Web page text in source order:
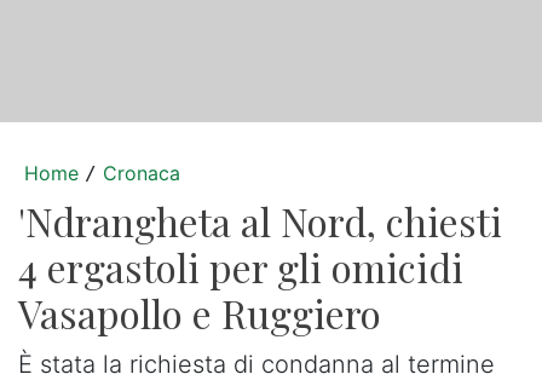
Home / Cronaca
'Ndrangheta al Nord, chiesti
4 ergastoli per gli omicidi
Vasapollo e Ruggiero
È stata la richiesta di condanna al termine